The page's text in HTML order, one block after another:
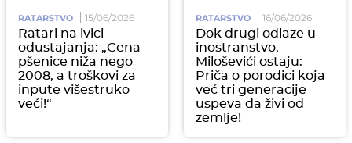
RATARSTVO 15/06/2026
Ratari na ivici
odustajanja: „Cena
pšenice niža nego
2008, a troškovi za
inpute višestruko
veći!“
RATARSTVO 16/06/2026
Dok drugi odlaze u
inostranstvo,
Miloševići ostaju:
Priča o porodici koja
već tri generacije
uspeva da živi od
zemlje!